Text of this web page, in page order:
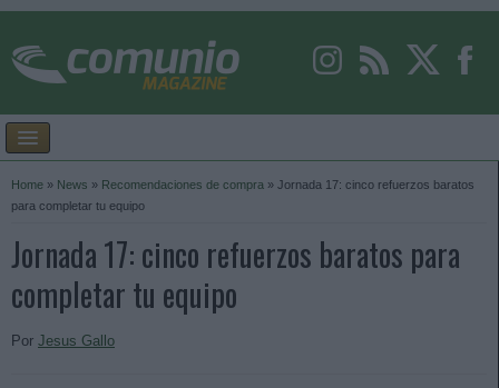
Home » News » Recomendaciones de compra » Jornada 17: cinco refuerzos baratos
para completar tu equipo
Jornada 17: cinco refuerzos baratos para
completar tu equipo
Por Jesus Gallo